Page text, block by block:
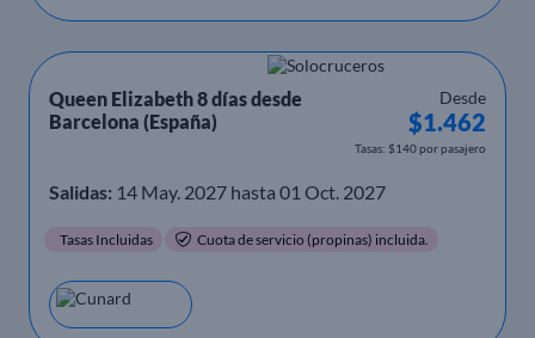
Queen Elizabeth 8 días desde
Barcelona (España)
Desde
$1.462
Tasas: $140 por pasajero
Salidas: 14 May. 2027 hasta 01 Oct. 2027
Tasas Incluidas Cuota de servicio (propinas) incluida.